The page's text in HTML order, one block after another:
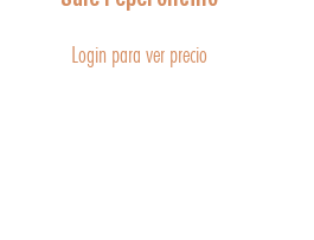
Login para ver precio